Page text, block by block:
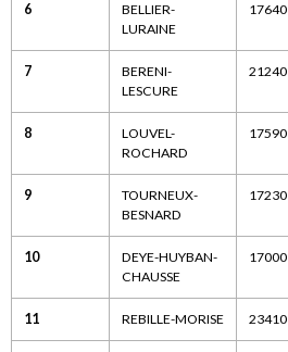
6
BELLIER-
LURAINE
17640
7
BERENI-
LESCURE
21240
8
LOUVEL-
ROCHARD
17590
9
TOURNEUX-
BESNARD
17230
10
DEYE-HUYBAN-
CHAUSSE
17000
11 REBILLE-MORISE 23410